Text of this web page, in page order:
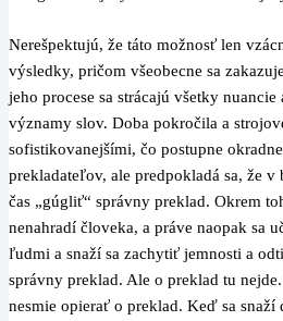
Nerešpektujú, že táto možnosť len
výsledky, pričom všeobecne sa
jeho procese sa strácajú všetky
významy slov. Doba pokročila a
sofistikovanejšími, čo postupne
prekladateľov, ale predpokladá sa, že
čas „gúgliť“ správny preklad. Okrem
nenahradí človeka, a práve naopak sa
ľudmi a snaží sa zachytiť jemnosti a
správny preklad. Ale o preklad tu
nesmie opierať o preklad. Keď sa